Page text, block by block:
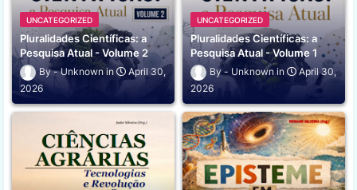
UNCATEGORIZED
Pluralidades Científicas: a
Pesquisa Atual - Volume 2
Unknown
April 30,
2026
UNCATEGORIZED
Pluralidades Científicas: a
Pesquisa Atual - Volume 1
Unknown
April 30,
2026